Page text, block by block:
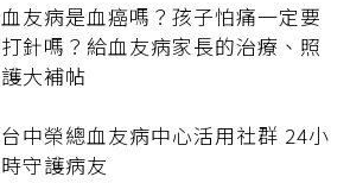
血友病是血癌嗎？孩子怕痛一定要
打針嗎？給血友病家長的治療、照
護大補帖
台中榮總血友病中心活用社群 24小
時守護病友